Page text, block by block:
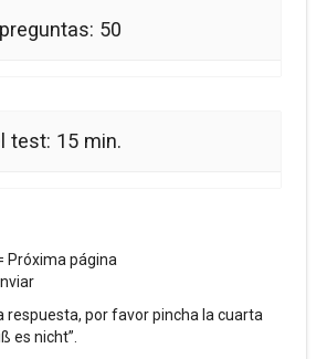
50
test: 15 min.
Próxima página
respuesta, por favor pincha la cuarta
es nicht”.